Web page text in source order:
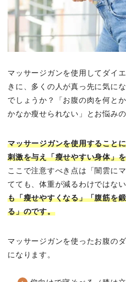
マッサージガンを使用してダイ
きに、多くの人が真っ先に気に
でしょうか？「お腹の肉を何と
かなか瘦せられない」とお悩み
マッサージガンを使用すること
刺激を与え「瘦せやすい身体」
ここで注意すべき点は「闇雲に
てても、体重が減るわけではない
も「瘦せやすくなる」「腹筋を
る」のです。
マッサージガンを使ったお腹の
になります。